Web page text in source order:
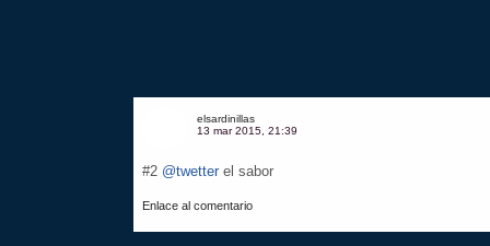
elsardinillas
13 mar 2015, 21:39
#2 @twetter el sabor
Enlace al comentario